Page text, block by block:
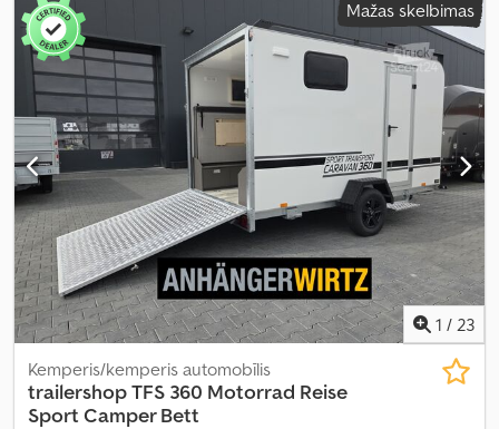
aukštis:2 910 mm , emisijos klasė:Euro 6,
bendras svoris: 3 500 kg, Įranga:ABS, centrinis užraktas,
elektroninė stabilumo programa (ESP), naudoto automobilio
garantija, navigacijos sistema, oro kondicionavimas, suodžių
filtras, vonios kambarys,
Mažas skelbimas
1 / 23
Kemperis/kemperis automobīlis
trailershopTFS 360 Motorrad Reise
Sport Camper Bett